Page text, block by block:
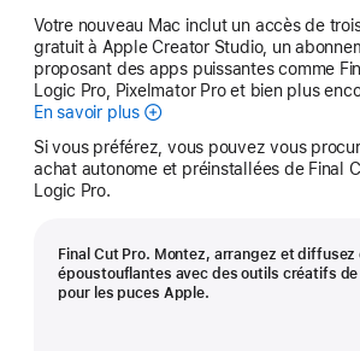
Votre nouveau Mac inclut un accès de
gratuit à Apple Creator Studio, un
proposant des apps puissantes comme
Logic Pro, Pixelmator Pro et bien plus
En savoir plusApple Creator Studio
Si vous préférez, vous pouvez vous
achat autonome et préinstallées de Final
Logic Pro.
Final Cut Pro. Montez, arrangez et diffusez
époustouflantes avec des outils créatifs
pour les puces Apple.